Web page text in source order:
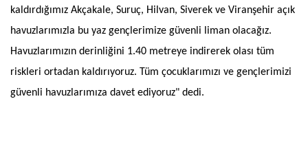
kaldırdığımız Akçakale, Suruç, Hilvan, Siverek ve Viranşehir açık
havuzlarımızla bu yaz gençlerimize güvenli liman olacağız.
Havuzlarımızın derinliğini 1.40 metreye indirerek olası tüm
riskleri ortadan kaldırıyoruz. Tüm çocuklarımızı ve gençlerimizi
güvenli havuzlarımıza davet ediyoruz" dedi.